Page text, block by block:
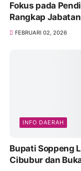
Fokus pada
Rangkap
FEBRUARI 02, 2026
INFO DAERAH
Bupati Soppeng
Cibubur dan